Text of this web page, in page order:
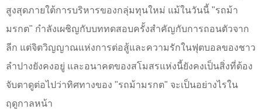
สูงสุดภายใต้การบริหารของกลุ่มทุนใหม่ แม้ในวันนี้ "รถม้า
มรกต" กำลังเผชิญกับบททดสอบครั้งสำคัญกับการถอนตัวจาก
ลีก แต่จิตวิญญาณแห่งการต่อสู้และความรักในฟุตบอลของชาว
ลำปางยังคงอยู่ และอนาคตของสโมสรแห่งนี้ยังคงเป็นสิ่งที่ต้อง
จับตาดูต่อไปว่าทิศทางของ "รถม้ามรกต" จะเป็นอย่างไรใน
ฤดูกาลหน้า